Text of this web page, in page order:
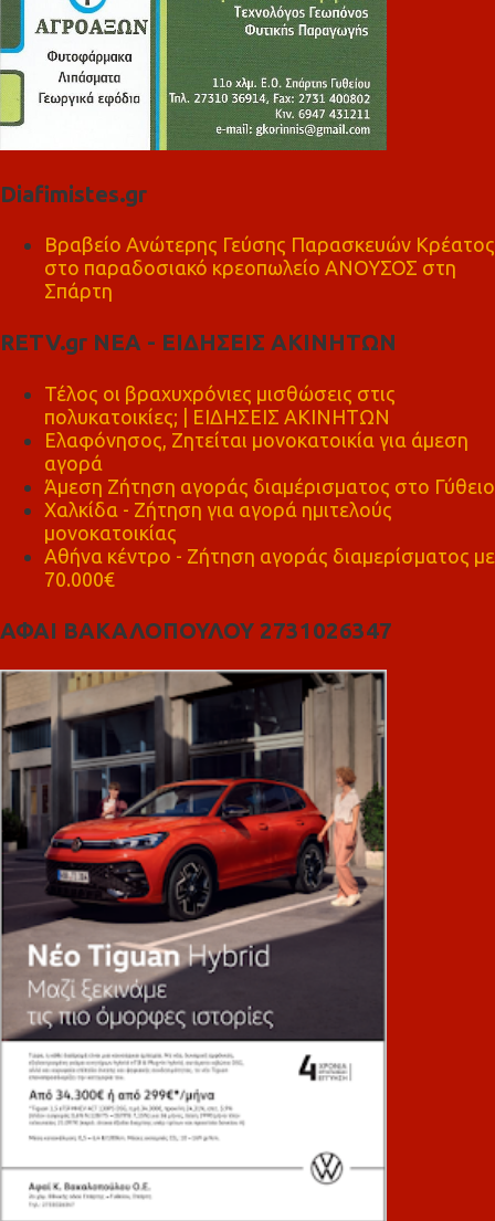
Diafimistes.gr
Βραβείο Ανώτερης Γεύσης Παρασκευών Κρέατος
στο παραδοσιακό κρεοπωλείο ΑΝΟΥΣΟΣ στη
Σπάρτη
RETV.gr ΝΕΑ - ΕΙΔΗΣΕΙΣ ΑΚΙΝΗΤΩΝ
Τέλος οι βραχυχρόνιες μισθώσεις στις
πολυκατοικίες; | ΕΙΔΗΣΕΙΣ ΑΚΙΝΗΤΩΝ
Ελαφόνησος, Ζητείται μονοκατοικία για άμεση
αγορά
Άμεση Ζήτηση αγοράς διαμέρισματος στο Γύθειο
Χαλκίδα - Ζήτηση για αγορά ημιτελούς
μονοκατοικίας
Αθήνα κέντρο - Ζήτηση αγοράς διαμερίσματος με
70.000€
ΑΦΑΙ ΒΑΚΑΛΟΠΟΥΛΟΥ 2731026347